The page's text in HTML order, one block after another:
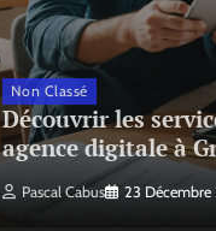
Non Classé
Découvrir les
agence digitale à
Pascal Cabus 23